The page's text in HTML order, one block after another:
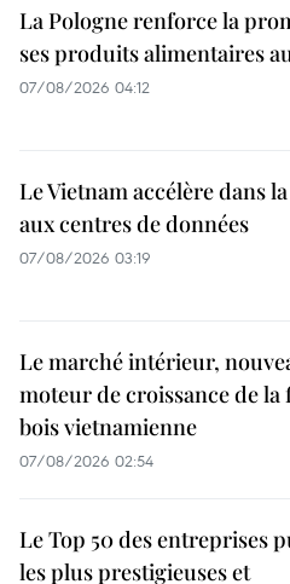
La Pologne renforce la
ses produits alimentaires
07/08/2026 04:12
Le Vietnam accélère dans
aux centres de données
07/08/2026 03:19
Le marché intérieur,
moteur de croissance de la
bois vietnamienne
07/08/2026 02:54
Le Top 50 des entreprises
les plus prestigieuses et